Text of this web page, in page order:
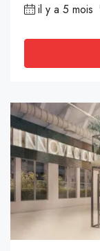
il y a 5 mois